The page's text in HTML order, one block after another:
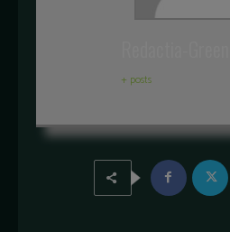
+ posts